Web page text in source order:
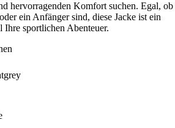
hervorragenden Komfort suchen. Egal, ob
ein Anfänger sind, diese Jacke ist ein
sportlichen Abenteuer.